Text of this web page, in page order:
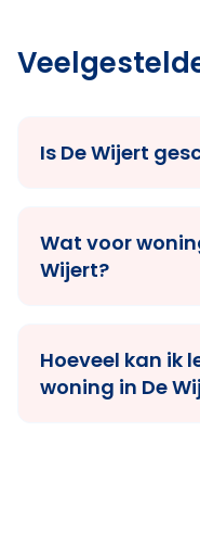
Is De Wijert
Wat voor
Wijert?
Hoeveel kan ik
woning in De